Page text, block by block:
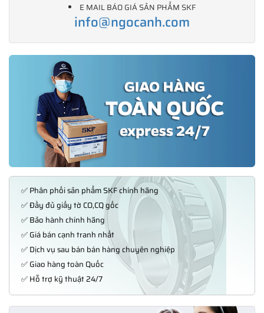
E MAIL BÁO GIÁ SẢN PHẨM SKF
info@ngocanh.com
✅ Phân phối sản phẩm SKF chính hãng
✅ Đầy đủ giấy tờ CO,CQ gốc
✅ Bảo hành chính hãng
✅ Giá bán cạnh tranh nhất
✅ Dịch vụ sau bán bán hàng chuyên nghiệp
✅ Giao hàng toàn Quốc
✅ Hỗ trợ kỹ thuật 24/7